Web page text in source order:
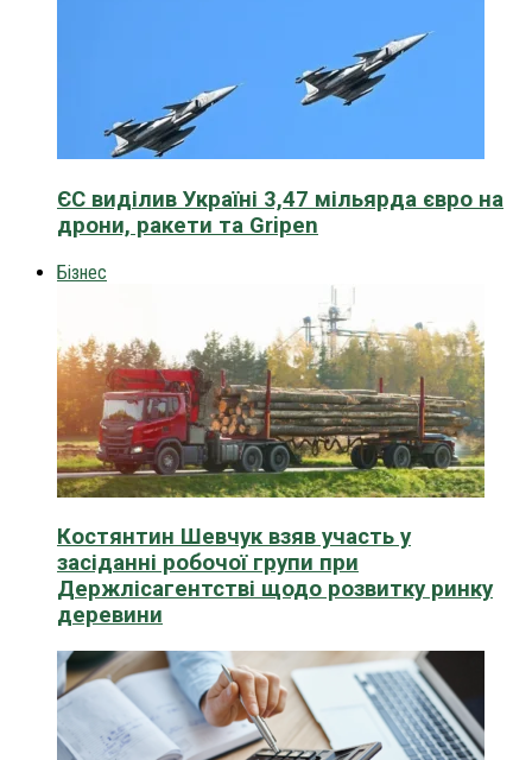
ЄС виділив Україні 3,47 мільярда євро на
дрони, ракети та Gripen
Бізнес
Костянтин Шевчук взяв участь у
засіданні робочої групи при
Держлісагентстві щодо розвитку ринку
деревини